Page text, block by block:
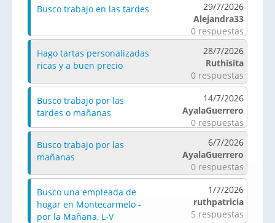
Busco trabajo en las tardes
29/7/2026
Alejandra33
0 respuestas
Hago tartas personalizadas
ricas y a buen precio
28/7/2026
Ruthisita
0 respuestas
Busco trabajo por las
tardes o mañanas
14/7/2026
AyalaGuerrero
0 respuestas
Busco trabajo por las
mañanas
6/7/2026
AyalaGuerrero
0 respuestas
Busco una empleada de
hogar en Montecarmelo -
por la Mañana, L-V
1/7/2026
ruthpatricia
5 respuestas